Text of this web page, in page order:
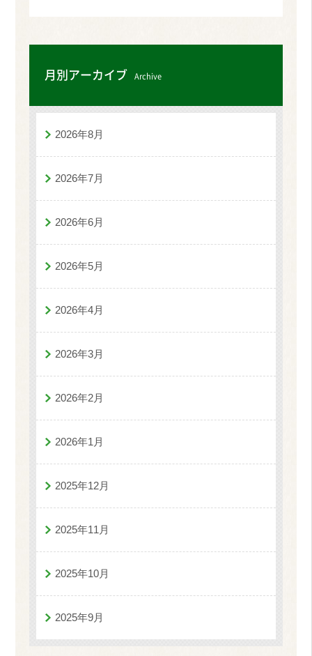
月別アーカイブ Archive
2026年8月
2026年7月
2026年6月
2026年5月
2026年4月
2026年3月
2026年2月
2026年1月
2025年12月
2025年11月
2025年10月
2025年9月